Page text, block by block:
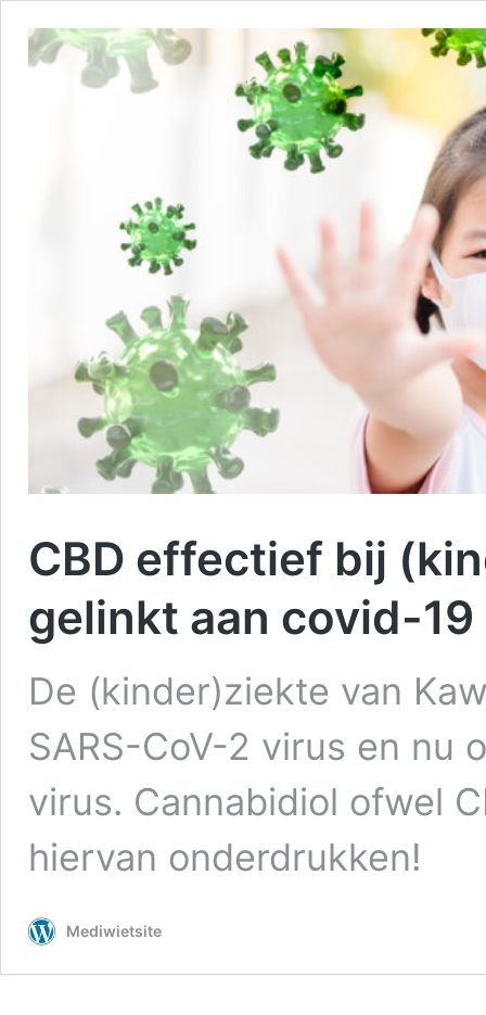
CBD effectief bij
gelinkt aan covid-19
De (kinder)ziekte van
SARS-CoV-2 virus en nu
virus. Cannabidiol ofwel
hiervan onderdrukken!
Mediwietsite